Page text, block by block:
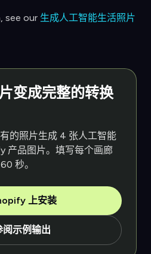
see our 生成人工智能生活照片
变成完整的转换
的照片生成 4 张人工智能
产品图片。填写每个画廊
秒。
上安装
阅示例输出